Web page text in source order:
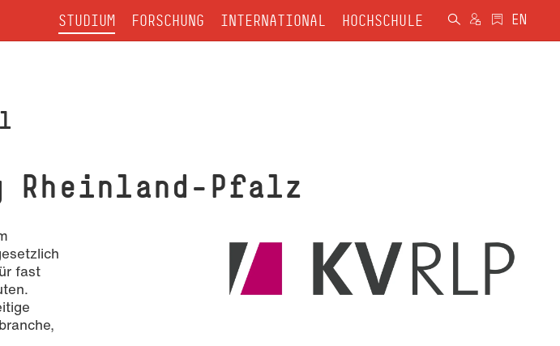
STUDIUM FORSCHUNG INTERNATIONAL HOCHSCHULE
Rhein­land-Pfalz
fast